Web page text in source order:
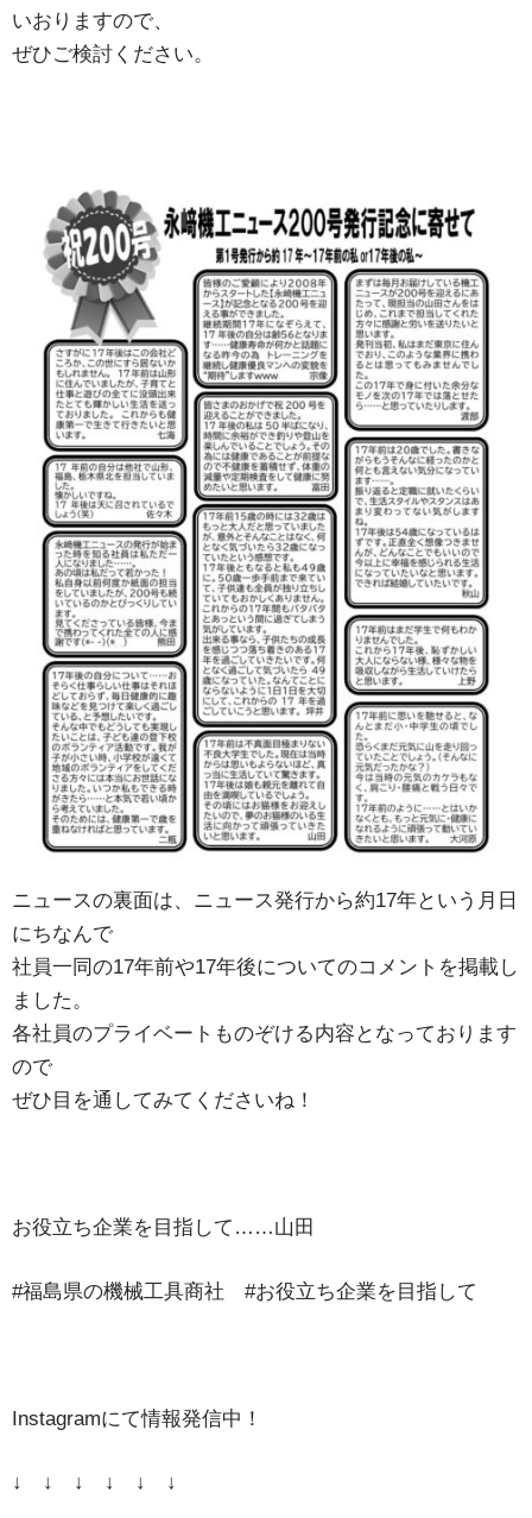
いおりますので、
ぜひご検討ください。
ニュースの裏面は、ニュース発行から約17年という月日
にちなんで
社員一同の17年前や17年後についてのコメントを掲載し
ました。
各社員のプライベートものぞける内容となっております
ので
ぜひ目を通してみてくださいね！
お役立ち企業を目指して……山田
#福島県の機械工具商社 #お役立ち企業を目指して
Instagramにて情報発信中！
↓ ↓ ↓ ↓ ↓ ↓